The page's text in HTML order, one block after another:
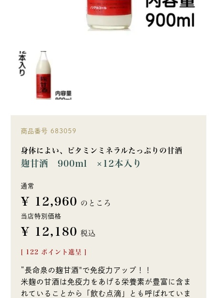
商品番号 683059
身体によい、ビタミンミネラルたっぷりの甘酒
麹甘酒 900ml ×12本入り
通常
¥ 12,960 のところ
当店特別価格
¥ 12,180 税込
122 ポイント進呈 ]
”長命泉の麹甘酒"で免疫力アップ！！
米麹の甘酒は免疫力をあげる栄養素が豊富に含ま
れていることから「飲む点滴」とも呼ばれていま